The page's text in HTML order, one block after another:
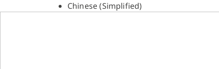
Chinese (Simplified)